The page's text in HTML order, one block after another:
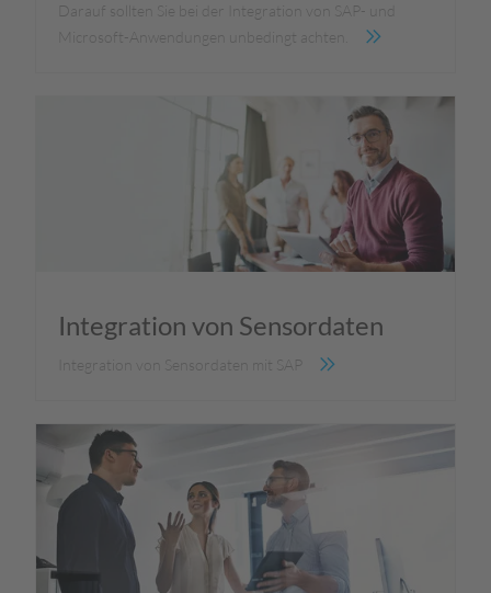
Darauf sollten Sie bei der Integration von SAP- und
Microsoft-Anwendungen unbedingt achten.
Integration von Sensordaten
Integration von Sensordaten mit SAP